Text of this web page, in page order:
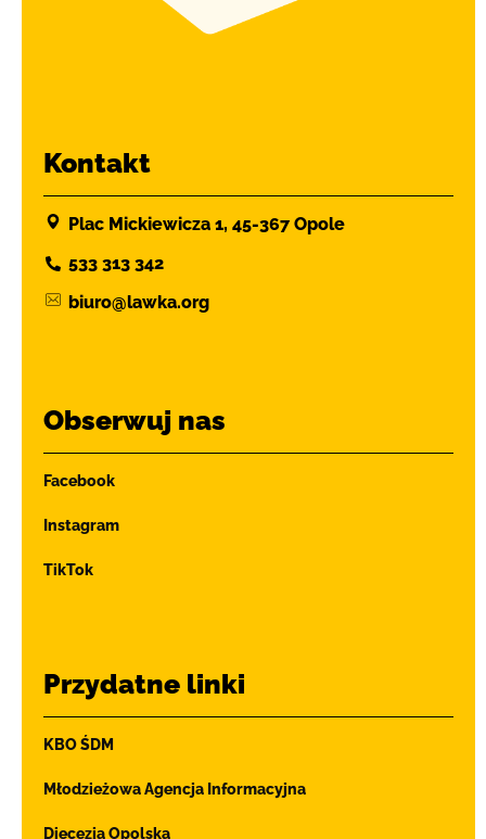
Kontakt
Plac Mickiewicza 1, 45-367 Opole
533 313 342
biuro@lawka.org
Obserwuj nas
Facebook
Instagram
TikTok
Przydatne linki
KBO ŚDM
Młodzieżowa Agencja Informacyjna
Diecezja Opolska